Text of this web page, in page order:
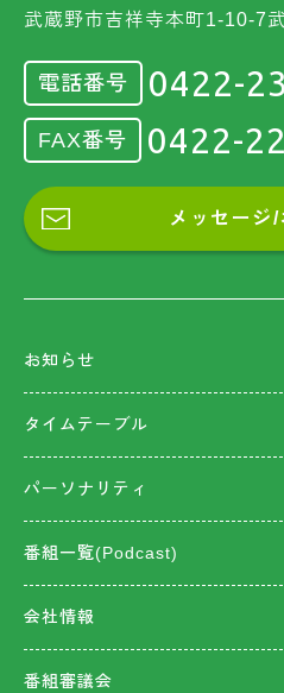
武蔵野市吉祥寺本町1-10-7
電話番号 0422-
FAX番号 0422-
メッセージ
お知らせ
タイムテーブル
パーソナリティ
番組一覧(Podcast)
会社情報
番組審議会